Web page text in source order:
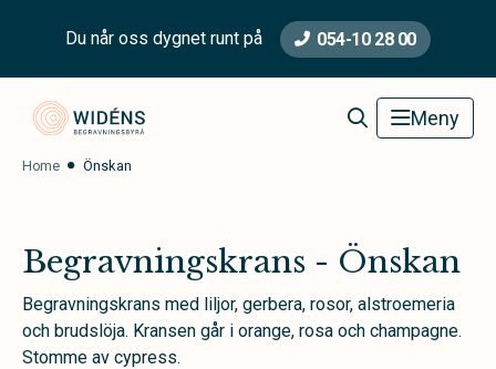
Du når oss dygnet runt på 054-10 28 00
Widéns Begravningsbyrå Meny
Home Önskan
Begravningskrans - Önskan
Begravningskrans med liljor, gerbera, rosor, alstroemeria
och brudslöja. Kransen går i orange, rosa och champagne.
Stomme av cypress.